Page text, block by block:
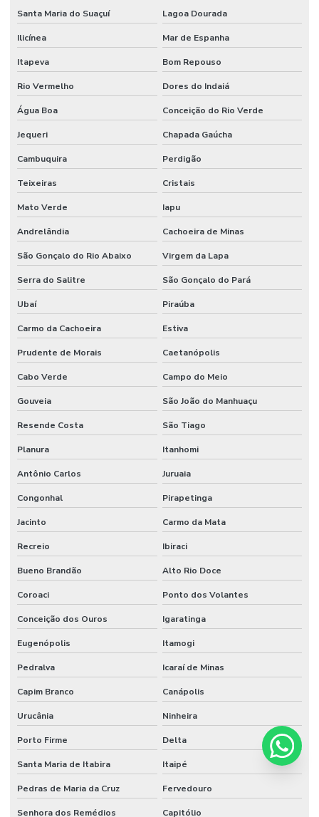
Santa Maria do Suaçuí Lagoa Dourada
Ilicínea Mar de Espanha
Itapeva Bom Repouso
Rio Vermelho Dores do Indaiá
Água Boa Conceição do Rio Verde
Jequeri Chapada Gaúcha
Cambuquira Perdigão
Teixeiras Cristais
Mato Verde Iapu
Andrelândia Cachoeira de Minas
São Gonçalo do Rio Abaixo Virgem da Lapa
Serra do Salitre São Gonçalo do Pará
Ubaí Piraúba
Carmo da Cachoeira Estiva
Prudente de Morais Caetanópolis
Cabo Verde Campo do Meio
Gouveia São João do Manhuaçu
Resende Costa São Tiago
Planura Itanhomi
Antônio Carlos Juruaia
Congonhal Pirapetinga
Jacinto Carmo da Mata
Recreio Ibiraci
Bueno Brandão Alto Rio Doce
Coroaci Ponto dos Volantes
Conceição dos Ouros Igaratinga
Eugenópolis Itamogi
Pedralva Icaraí de Minas
Capim Branco Canápolis
Urucânia Ninheira
Porto Firme Delta
Santa Maria de Itabira Itaipé
Pedras de Maria da Cruz Fervedouro
Senhora dos Remédios Capitólio